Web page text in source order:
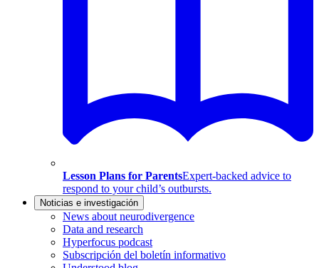
Lesson Plans for ParentsExpert-backed advice to
respond to your child’s outbursts.
Noticias e investigación
News about neurodivergence
Data and research
Hyperfocus podcast
Subscripción del boletín informativo